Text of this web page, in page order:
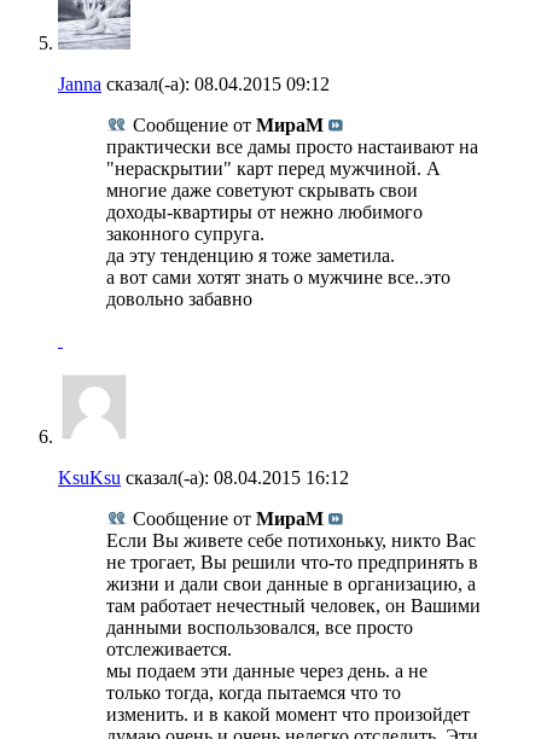
Janna сказал(-а): 08.04.2015 09:12
Сообщение от МираМ
практически все дамы просто настаивают на
"нераскрытии" карт перед мужчиной. А
многие даже советуют скрывать свои
доходы-квартиры от нежно любимого
законного супруга.
да эту тенденцию я тоже заметила.
а вот сами хотят знать о мужчине все..это
довольно забавно
KsuKsu сказал(-а): 08.04.2015 16:12
Сообщение от МираМ
Если Вы живете себе потихоньку, никто Вас
не трогает, Вы решили что-то предпринять в
жизни и дали свои данные в организацию, а
там работает нечестный человек, он Вашими
данными воспользовался, все просто
отслеживается.
мы подаем эти данные через день. а не
только тогда, когда пытаемся что то
изменить. и в какой момент что произойдет